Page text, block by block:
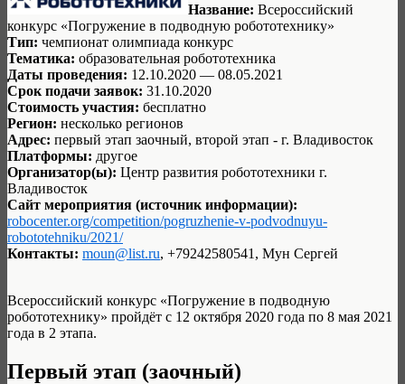
Название: Всероссийский
конкурс «Погружение в подводную робототехнику»
Тип: чемпионат олимпиада конкурс
Тематика: образовательная робототехника
Даты проведения: 12.10.2020 — 08.05.2021
Срок подачи заявок: 31.10.2020
Стоимость участия: бесплатно
Регион: несколько регионов
Адрес: первый этап заочный, второй этап - г. Владивосток
Платформы: другое
Организатор(ы): Центр развития робототехники г.
Владивосток
Сайт мероприятия (источник информации):
robocenter.org/competition/pogruzhenie-v-podvodnuyu-
robototehniku/2021/
Контакты: moun@list.ru, +79242580541, Мун Сергей
Всероссийский конкурс «Погружение в подводную
робототехнику» пройдёт с 12 октября 2020 года по 8 мая 2021
года в 2 этапа.
Первый этап (заочный)